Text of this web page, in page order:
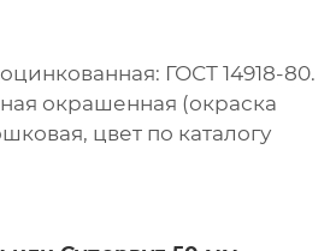
ГОСТ 14918-80.
окрашенная (окраска
цвет по каталогу